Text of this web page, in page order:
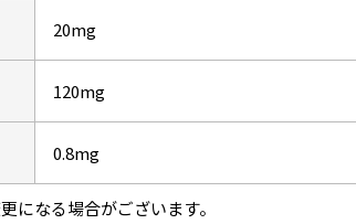
20mg
120mg
0.8mg
になる場合がございます。